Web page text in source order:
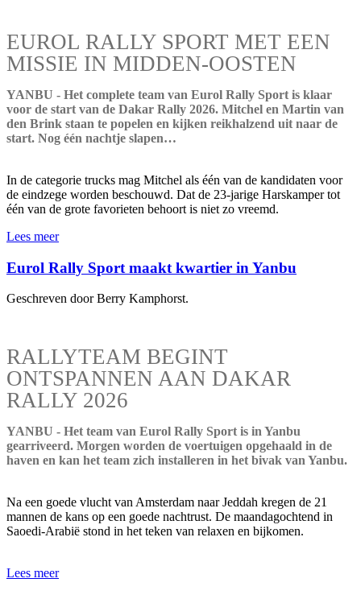
EUROL RALLY SPORT MET EEN
MISSIE IN MIDDEN-OOSTEN
YANBU - Het complete team van Eurol Rally Sport is klaar
voor de start van de Dakar Rally 2026. Mitchel en Martin van
den Brink staan te popelen en kijken reikhalzend uit naar de
start. Nog één nachtje slapen…
In de categorie trucks mag Mitchel als één van de kandidaten voor
de eindzege worden beschouwd. Dat de 23-jarige Harskamper tot
één van de grote favorieten behoort is niet zo vreemd.
Lees meer
Eurol Rally Sport maakt kwartier in Yanbu
Geschreven door Berry Kamphorst.
RALLYTEAM BEGINT
ONTSPANNEN AAN DAKAR
RALLY 2026
YANBU - Het team van Eurol Rally Sport is in Yanbu
gearriveerd. Morgen worden de voertuigen opgehaald in de
haven en kan het team zich installeren in het bivak van Yanbu.
Na een goede vlucht van Amsterdam naar Jeddah kregen de 21
mannen de kans op een goede nachtrust. De maandagochtend in
Saoedi-Arabië stond in het teken van relaxen en bijkomen.
Lees meer